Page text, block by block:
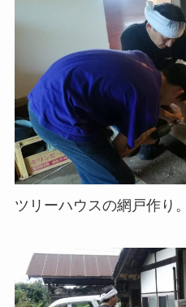
ツリーハウスの網戸作り。